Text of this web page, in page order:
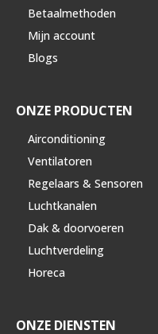
Betaalmethoden
Mijn account
Blogs
ONZE PRODUCTEN
Airconditioning
Ventilatoren
Regelaars & Sensoren
Luchtkanalen
Dak & doorvoeren
Luchtverdeling
Horeca
ONZE DIENSTEN